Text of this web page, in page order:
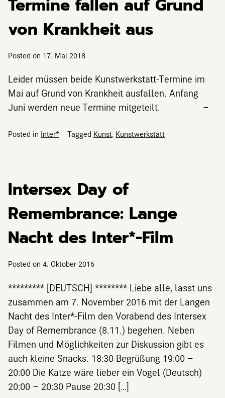
Termine fallen auf Grund
von Krankheit aus
Posted on 17. Mai 2018
Leider müssen beide Kunstwerkstatt-Termine im
Mai auf Grund von Krankheit ausfallen. Anfang
Juni werden neue Termine mitgeteilt. –
Posted in Inter* Tagged Kunst, Kunstwerkstatt
Intersex Day of
Remembrance: Lange
Nacht des Inter*-Film
Posted on 4. Oktober 2016
********* [DEUTSCH] ******** Liebe alle, lasst uns
zusammen am 7. November 2016 mit der Langen
Nacht des Inter*-Film den Vorabend des Intersex
Day of Remembrance (8.11.) begehen. Neben
Filmen und Möglichkeiten zur Diskussion gibt es
auch kleine Snacks. 18:30 Begrüßung 19:00 –
20:00 Die Katze wäre lieber ein Vogel (Deutsch)
20:00 – 20:30 Pause 20:30 […]